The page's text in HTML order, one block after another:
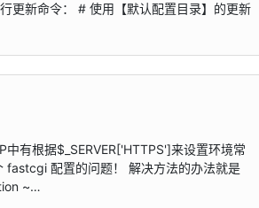
新命令： # 使用【默认配置目录】的更新
有根据$_SERVER['HTTPS']来设置环境常
fastcgi 配置的问题！ 解决方法的办法就是
~…